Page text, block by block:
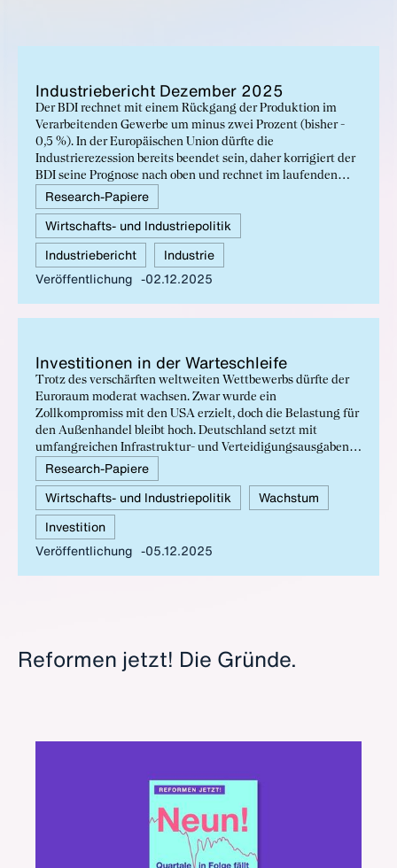
In­dus­trie­be­richt De­zem­ber 2025
Der BDI rechnet mit einem Rückgang der Produktion im
Verarbeitenden Gewerbe um minus zwei Prozent (bisher -
0,5 %). In der Europäischen Union dürfte die
Industrierezession bereits beendet sein, daher korrigiert der
BDI seine Prognose nach oben und rechnet im laufenden
Jahr mit einem Anstieg der Industrieproduktion um ein
Prozent (bisher - 1 %). Die deutschen Warenexporte dürften
im Jahr 2025 nicht weiter sinken.
Research-Papiere
Wirtschafts- und Industriepolitik
Industriebericht
Industrie
Veröffentlichung
02.12.2025
In­ves­ti­tio­nen in der War­te­schlei­fe
Trotz des verschärften weltweiten Wettbewerbs dürfte der
Euroraum moderat wachsen. Zwar wurde ein
Zollkompromiss mit den USA erzielt, doch die Belastung für
den Außenhandel bleibt hoch. Deutschland setzt mit
umfangreichen Infrastruktur- und Verteidigungsausgaben
den stärksten fiskalischen Impuls im Euroraum. Dennoch ist
keine deutliche Zunahme der europäischen
Investitionstätigkeit im Sinne der Draghi-Agenda erkennbar.
Insgesamt bleibt das Wachstumspotenzial im Euroraum zu
niedrig, um die Wettbewerbsfähigkeit langfristig zu sichern.
Europa muss daher seine strukturellen
Research-Papiere
Wirtschafts- und Industriepolitik
Wachstum
Investition
Veröffentlichung
05.12.2025
Reformen jetzt! Die Gründe.